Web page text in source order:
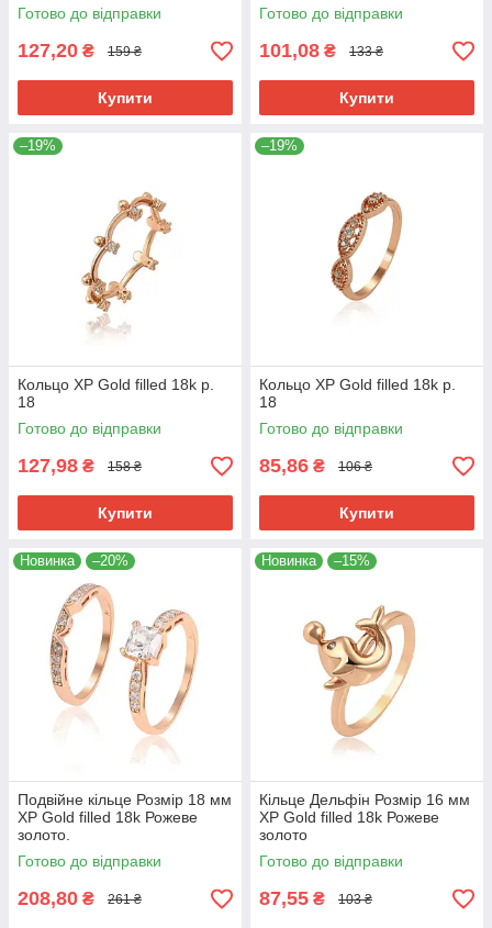
Готово до відправки
127,20 ₴ 159 ₴
Купити
Готово до відправки
101,08 ₴ 133 ₴
Купити
–19%
Кольцо ХР Gold filled 18k р.
18
Готово до відправки
127,98 ₴ 158 ₴
Купити
–19%
Кольцо ХР Gold filled 18k р.
18
Готово до відправки
85,86 ₴ 106 ₴
Купити
Новинка –20%
Подвійне кільце Розмір 18 мм
ХР Gold filled 18k Рожеве
золото.
Готово до відправки
208,80 ₴ 261 ₴
Новинка –15%
Кільце Дельфін Розмір 16 мм
ХР Gold filled 18k Рожеве
золото
Готово до відправки
87,55 ₴ 103 ₴